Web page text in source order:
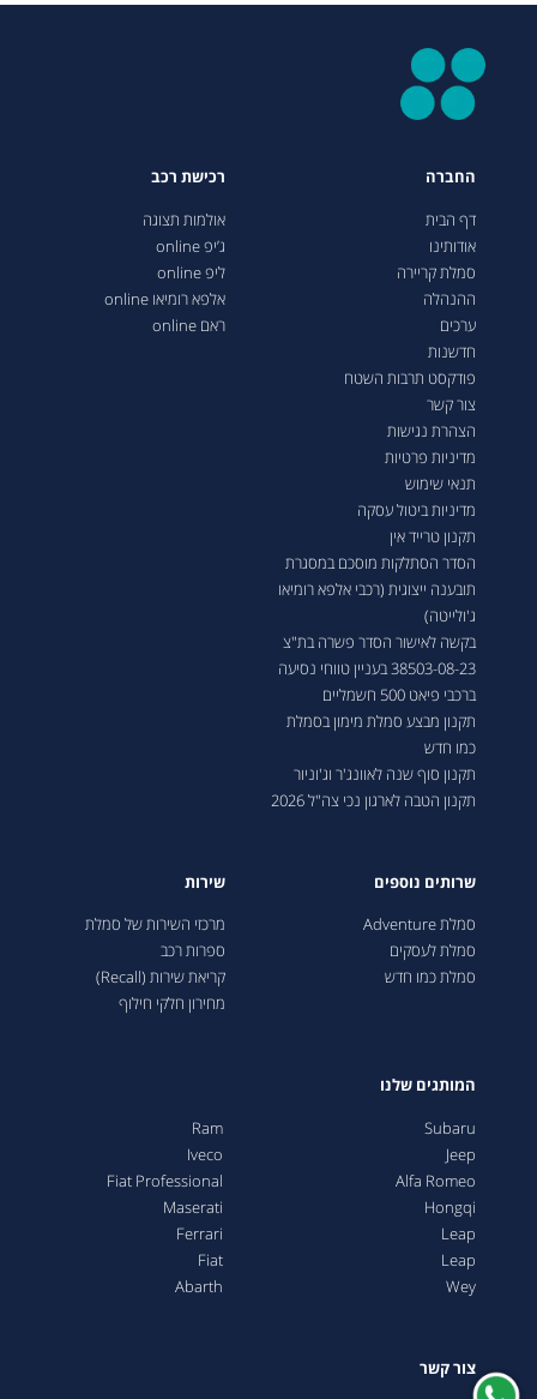
החברה
דף הבית
אודותינו
סמלת קריירה
ההנהלה
ערכים
חדשנות
פודקסט תרבות השטח
צור קשר
הצהרת נגישות
מדיניות פרטיות
תנאי שימוש
מדיניות ביטול עסקה
תקנון טרייד אין
הסדר הסתלקות מוסכם במסגרת
תובענה ייצוגית (רכבי אלפא רומיאו
ג'ולייטה)
בקשה לאישור הסדר פשרה בת"צ
38503-08-23 בעניין טווחי נסיעה
ברכבי פיאט 500 חשמליים
תקנון מבצע סמלת מימון בסמלת
כמו חדש
תקנון סוף שנה לאוונג'ר וג'וניור
תקנון הטבה לארגון נכי צה"ל 2026
רכישת רכב
אולמות תצוגה
ג’יפ online
ליפ online
אלפא רומיאו online
ראם online
שרותים נוספים
סמלת Adventure
סמלת לעסקים
סמלת כמו חדש
שירות
מרכזי השירות של סמלת
ספרות רכב
קריאת שירות (Recall)
מחירון חלקי חילוף
המותגים שלנו
Subaru
Jeep
Alfa Romeo
Hongqi
Leap
Leap
Wey
Ram
Iveco
Fiat Professional
Maserati
Ferrari
Fiat
Abarth
צור קשר